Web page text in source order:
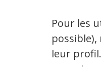
Pour les
leur